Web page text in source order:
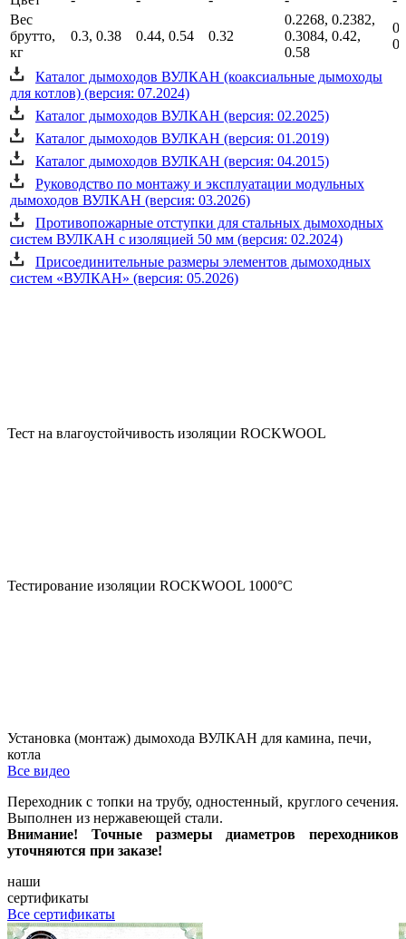
Вес
брутто,
кг
0.3, 0.38 0.44, 0.54 0.32
0.2268, 0.2382,
0.3084, 0.42,
0.58
Каталог дымоходов ВУЛКАН (коаксиальные дымоходы
для котлов) (версия: 07.2024)
Каталог дымоходов ВУЛКАН (версия: 02.2025)
Каталог дымоходов ВУЛКАН (версия: 01.2019)
Каталог дымоходов ВУЛКАН (версия: 04.2015)
Руководство по монтажу и эксплуатации модульных
дымоходов ВУЛКАН (версия: 03.2026)
Противопожарные отступки для стальных дымоходных
систем ВУЛКАН с изоляцией 50 мм (версия: 02.2024)
Присоединительные размеры элементов дымоходных
систем «ВУЛКАН» (версия: 05.2026)
Тест на влагоустойчивость изоляции ROCKWOOL
Тестирование изоляции ROCKWOOL 1000°С
Установка (монтаж) дымохода ВУЛКАН для камина, печи,
котла
Все видео
Переходник с топки на трубу, одностенный, круглого сечения.
Выполнен из нержавеющей стали.
Внимание! Точные размеры диаметров переходников
уточняются при заказе!
наши
сертификаты
Все сертификаты